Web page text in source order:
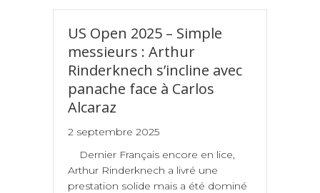
US Open 2025 – Simple
messieurs : Arthur
Rinderknech s’incline avec
panache face à Carlos
Alcaraz
2 septembre 2025
Dernier Français encore en lice,
Arthur Rinderknech a livré une
prestation solide mais a été dominé